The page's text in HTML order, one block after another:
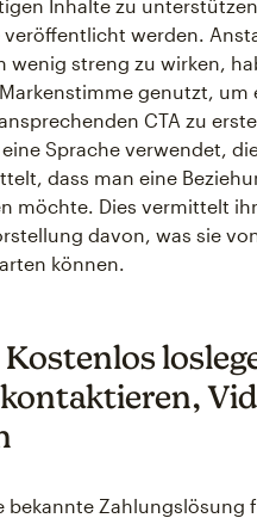
Inhalte zu
veröffentlicht werden.
wenig streng zu wirken,
genutzt, um
CTA zu
Sprache verwendet,
dass man eine
möchte. Dies vermittelt
davon, was sie
können.
Kostenlos
bekannte Zahlungslösung